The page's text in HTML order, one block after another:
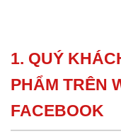
1. QUÝ
PHẨM TRÊN
FACEBOOK